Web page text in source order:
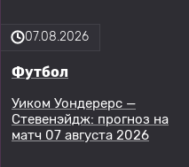
07.08.2026
Футбол
Уиком Уондерерс —
Стевенэйдж: прогноз на
матч 07 августа 2026